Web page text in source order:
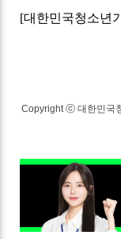
[대한민국청소년
Copyright ⓒ 대한민국